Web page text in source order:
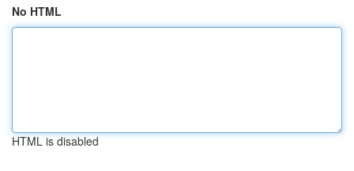
No HTML
HTML is disabled